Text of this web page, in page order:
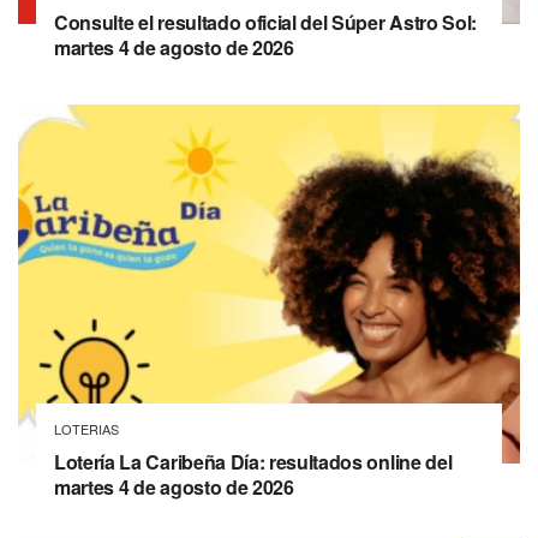
Consulte el resultado oficial del Súper Astro Sol:
martes 4 de agosto de 2026
LOTERIAS
Lotería La Caribeña Día: resultados online del
martes 4 de agosto de 2026